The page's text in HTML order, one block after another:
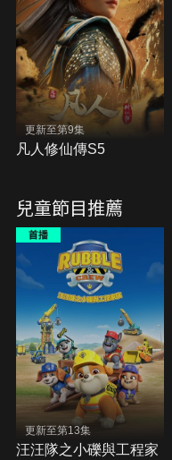
更新至第9集
凡人修仙傳S5
兒童節目推薦
更新至第13集
汪汪隊之小礫與工程家